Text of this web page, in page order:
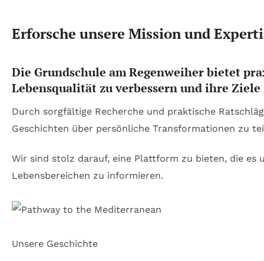
Erforsche unsere Mission und
Die Grundschule am Regenweiher bietet
Lebensqualität zu verbessern und ihre
Durch sorgfältige Recherche und praktische
Geschichten über persönliche Transformationen zu
Wir sind stolz darauf, eine Plattform zu bieten, die es
Lebensbereichen zu informieren.
Unsere Geschichte